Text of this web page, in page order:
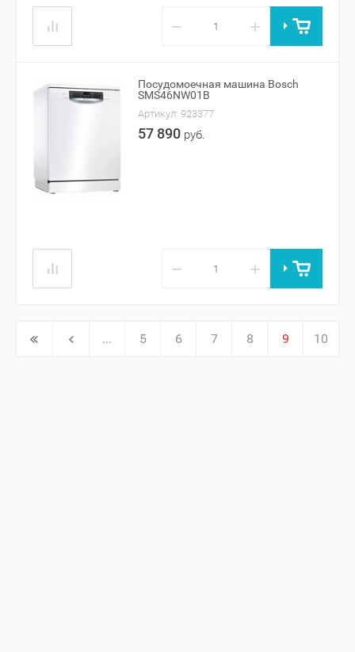
− +
Посудомоечная машина Bosch
SMS46NW01B
Артикул: 923377
57 890 руб.
− +
... 5 6 7 8 9 10